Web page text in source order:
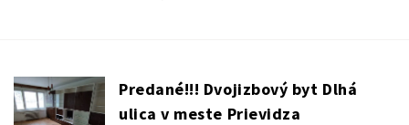
Predané!!! Dvojizbový byt Dlhá
ulica v meste Prievidza